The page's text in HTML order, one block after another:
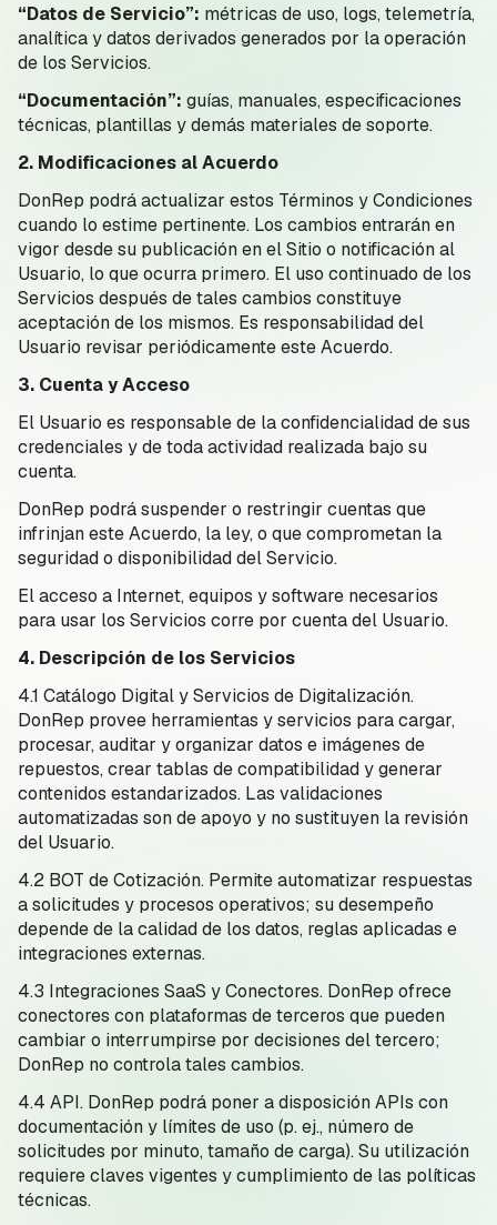
“Datos de Servicio”: métricas de uso, logs, telemetría,
analítica y datos derivados generados por la operación
de los Servicios.
“Documentación”: guías, manuales, especificaciones
técnicas, plantillas y demás materiales de soporte.
2. Modificaciones al Acuerdo
DonRep podrá actualizar estos Términos y Condiciones
cuando lo estime pertinente. Los cambios entrarán en
vigor desde su publicación en el Sitio o notificación al
Usuario, lo que ocurra primero. El uso continuado de los
Servicios después de tales cambios constituye
aceptación de los mismos. Es responsabilidad del
Usuario revisar periódicamente este Acuerdo.
3. Cuenta y Acceso
El Usuario es responsable de la confidencialidad de sus
credenciales y de toda actividad realizada bajo su
cuenta.
DonRep podrá suspender o restringir cuentas que
infrinjan este Acuerdo, la ley, o que comprometan la
seguridad o disponibilidad del Servicio.
El acceso a Internet, equipos y software necesarios
para usar los Servicios corre por cuenta del Usuario.
4. Descripción de los Servicios
4.1 Catálogo Digital y Servicios de Digitalización.
DonRep provee herramientas y servicios para cargar,
procesar, auditar y organizar datos e imágenes de
repuestos, crear tablas de compatibilidad y generar
contenidos estandarizados. Las validaciones
automatizadas son de apoyo y no sustituyen la revisión
del Usuario.
4.2 BOT de Cotización. Permite automatizar respuestas
a solicitudes y procesos operativos; su desempeño
depende de la calidad de los datos, reglas aplicadas e
integraciones externas.
4.3 Integraciones SaaS y Conectores. DonRep ofrece
conectores con plataformas de terceros que pueden
cambiar o interrumpirse por decisiones del tercero;
DonRep no controla tales cambios.
4.4 API. DonRep podrá poner a disposición APIs con
documentación y límites de uso (p. ej., número de
solicitudes por minuto, tamaño de carga). Su utilización
requiere claves vigentes y cumplimiento de las políticas
técnicas.